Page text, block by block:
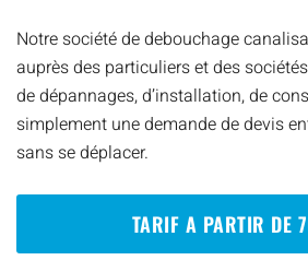
Notre société de debouchage
auprès des particuliers et des
de dépannages, d’installation, de
simplement une demande de devis
sans se déplacer.
TARIF A PARTIR DE